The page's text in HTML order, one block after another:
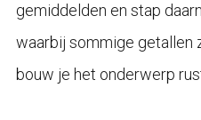
gemiddelden en stap
waarbij sommige getallen
bouw je het onderwerp